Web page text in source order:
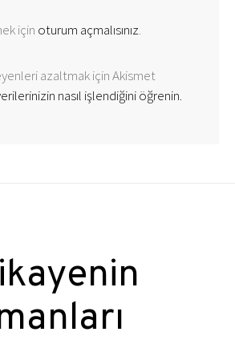
için oturum açmalısınız.
azaltmak için Akismet
nasıl işlendiğini öğrenin.